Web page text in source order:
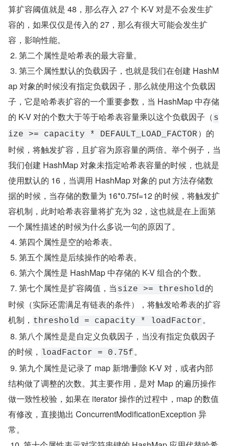
算扩容阈值就是 48，那么存入 27 个 K-V 对是不会发生扩
容的，如果仅仅是传入的 27，那么有很大可能会发生扩
容，影响性能。
2. 第二个属性是哈希表的最大容量。
ap 对象的时候没有指定负载因子，那么就使用这个负载因
子，它是哈希表扩容的一个重要参数，当 HashMap 中存储
的 K-V 对的个数大于等于哈希表容量乘以这个负载因子（ s
ize >= capacity * DEFAULT_LOAD_FACTOR ）的
时候，将触发扩容，且扩容为原容量的两倍。举个例子，当
我们创建 HashMap 对象未指定哈希表容量的时候，也就是
使用默认的 16，当调用 HashMap 对象的 put 方法存储数
据的时候，当存储的数量为 16*0.75f=12 的时候，将触发扩
容机制，此时哈希表容量将扩充为 32，这也就是在上面第
一个属性描述的时候为什么多说一句的原因了。
4. 第四个属性是空的哈希表。
5. 第五个属性是后续操作的哈希表。
6. 第六个属性是 HashMap 中存储的 K-V 组合的个数。
7. 第七个属性是扩容阈值，当 size >= threshold 的
时候（实际还需满足有链表的条件），将触发哈希表的扩容
机制， threshold = capacity * loadFactor 。
的时候， loadFactor = 0.75f 。
结构做了调整的次数。其主要作用，是对 Map 的遍历操作
做一致性校验，如果在 iterator 操作的过程中，map 的数值
有修改，直接抛出 ConcurrentModificationException 异
常。